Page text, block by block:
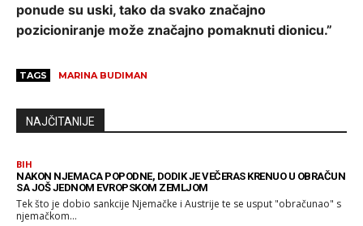
ponude su uski, tako da svako značajno
pozicioniranje može značajno pomaknuti dionicu.”
TAGS MARINA BUDIMAN
NAJČITANIJE
BIH
NAKON NJEMACA POPODNE, DODIK JE VEČERAS KRENUO U OBRAČUN
SA JOŠ JEDNOM EVROPSKOM ZEMLJOM
Tek što je dobio sankcije Njemačke i Austrije te se usput "obračunao" s
njemačkom...